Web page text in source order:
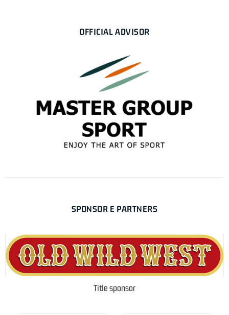
OFFICIAL ADVISOR
SPONSOR E PARTNERS
Title sponsor